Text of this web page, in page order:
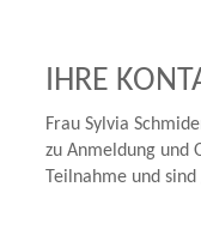
IHRE
Frau Sylvia
zu Anmeldung und
Teilnahme und